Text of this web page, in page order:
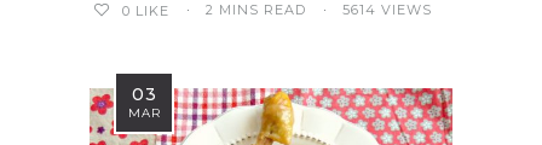
0 LIKE 2 MINS READ 5614 VIEWS
03
MAR